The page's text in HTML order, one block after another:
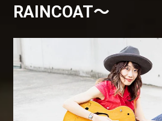
RAINCOAT〜